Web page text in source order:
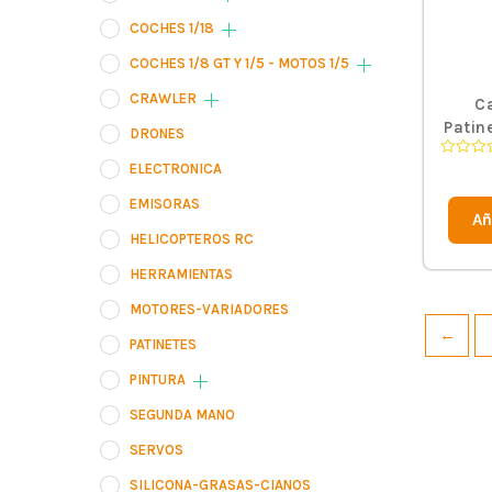
COCHES 1/18
COCHES 1/8 GT Y 1/5 - MOTOS 1/5
CRAWLER
DRONES
ELECTRONICA
EMISORAS
HELICOPTEROS RC
HERRAMIENTAS
MOTORES-VARIADORES
PATINETES
PINTURA
SEGUNDA MANO
SERVOS
SILICONA-GRASAS-CIANOS
de
←